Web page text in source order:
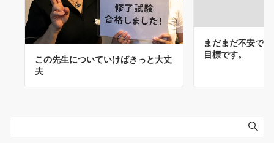
この先生についていけばきっと大丈
夫
まだまだ不安で
目標です。